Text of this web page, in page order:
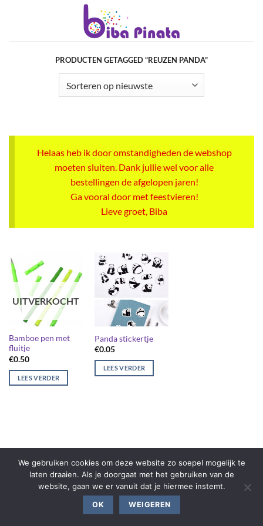
PRODUCTEN GETAGGED “REUZEN PANDA”
Helaas heb ik door omstandigheden de webshop
moeten sluiten. Dank jullie wel voor alle
bestellingen de afgelopen jaren!
Ga vooral door met feestvieren!
Lieve groet, Biba
UITVERKOCHT
Bamboe pen met
fluitje
€0.50
LEES VERDER
Panda stickertje
€0.05
LEES VERDER
We gebruiken cookies om deze website zo soepel mogelijk te
laten draaien. Als je doorgaat met het gebruiken van de
website, gaan we er vanuit dat je hiermee instemt.
OK WEIGEREN